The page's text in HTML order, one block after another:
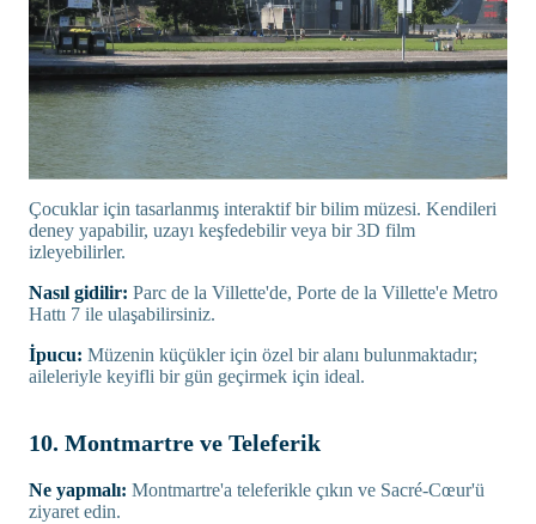
Çocuklar için tasarlanmış interaktif bir bilim müzesi. Kendileri
deney yapabilir, uzayı keşfedebilir veya bir 3D film
izleyebilirler.
Nasıl gidilir: Parc de la Villette'de, Porte de la Villette'e Metro
Hattı 7 ile ulaşabilirsiniz.
İpucu: Müzenin küçükler için özel bir alanı bulunmaktadır;
aileleriyle keyifli bir gün geçirmek için ideal.
10. Montmartre ve Teleferik
Ne yapmalı: Montmartre'a teleferikle çıkın ve Sacré-Cœur'ü
ziyaret edin.